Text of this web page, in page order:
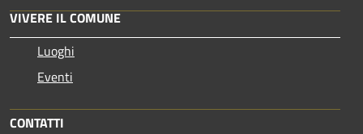
VIVERE IL COMUNE
Luoghi
Eventi
CONTATTI